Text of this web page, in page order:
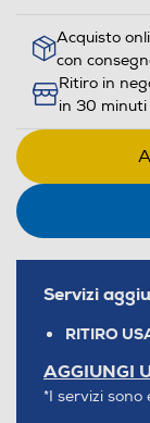
Acquisto
con
Ritiro in
in 30
Servizi
RITIRO
AGGIUNGI
*I servizi sono